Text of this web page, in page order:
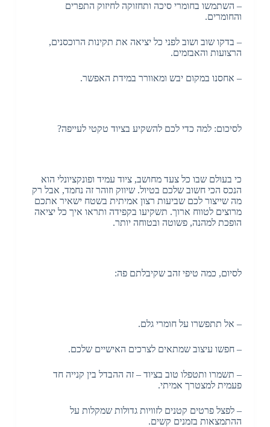
– השתמשו בחומרי סיכה ותחזוקה לחיזוק התפרים
והחומרים.
– בדקו שוב ושוב לפני כל יציאה את תקינות הרוכסנים,
הרצועות והאבזמים.
– אחסנו במקום יבש ומאוורר במידת האפשר.
לסיכום: למה כדי לכם להשקיע בציוד טקטי לעייפה?
כי בעולם שבו כל צעד מחושב, ציוד עמיד ופונקציונלי הוא
הנכס הכי חשוב שלכם בטיול. שיווק וזוהר זה נחמד, אבל רק
מה שייצור לכם שביעות רצון אמיתית בשטח ישאיר אתכם
מרוצים לטווח ארוך. תשקיעו בקפידה ותראו איך כל יציאה
הופכת למהנה, פשוטה ובטוחה יותר.
לסיום, כמה טיפי זהב שקיבלתם פה:
– אל תתפשרו על חומרי גלם.
– חפשו עיצוב שמתאים לצרכים האישיים שלכם.
– תשמרו ותטפלו טוב בציוד – זה ההבדל בין קנייה חד
פעמית למצטרך אמיתי.
– לפצל פרטים קטנים לזוויות גדולות שמקלות על
ההתמצאות בזמנים קשים.